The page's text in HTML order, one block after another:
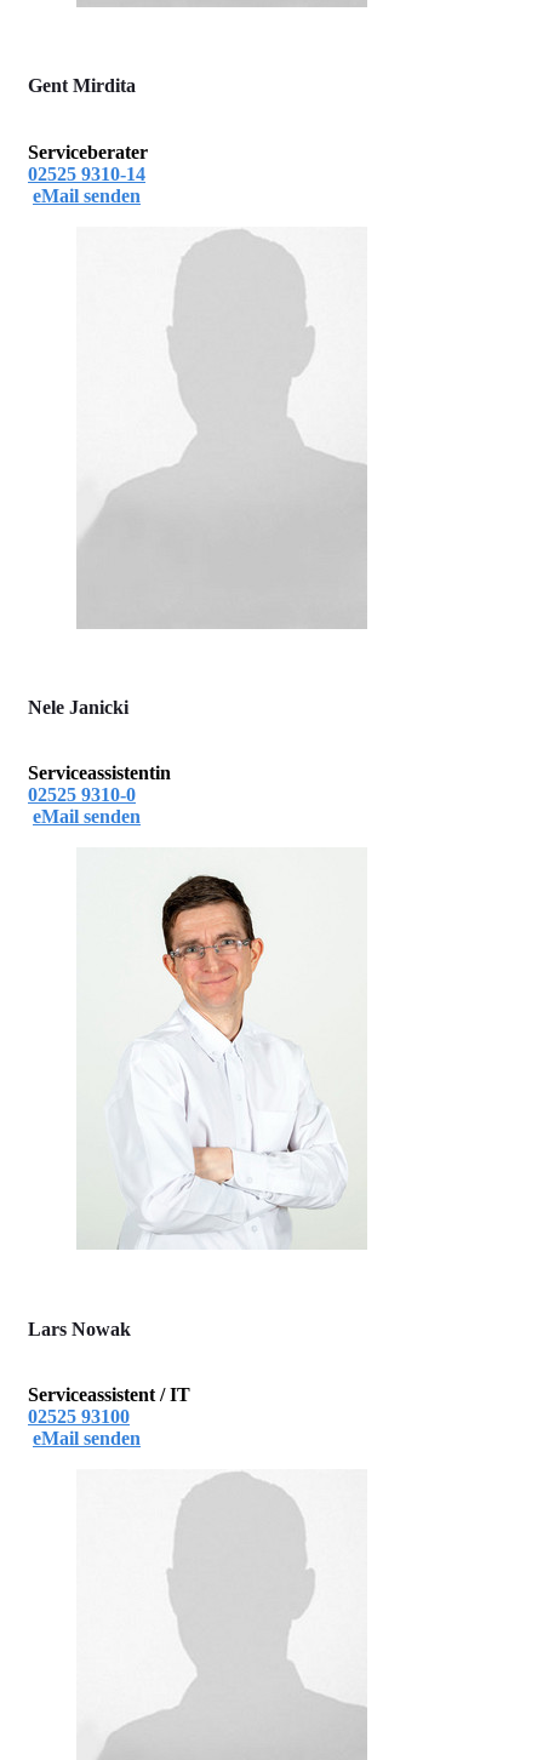
Gent Mirdita
Serviceberater
02525 9310-14
eMail senden
Nele Janicki
Serviceassistentin
02525 9310-0
eMail senden
Lars Nowak
Serviceassistent / IT
02525 93100
eMail senden